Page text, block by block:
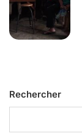
Rechercher